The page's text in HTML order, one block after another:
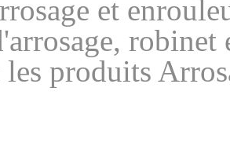
et
robinet